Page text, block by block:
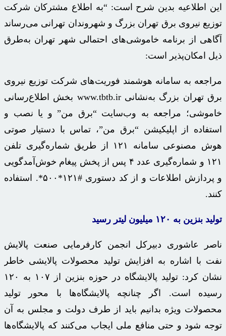
این اطلاعیه بدین شرح است: “به اطلاع مشترکان شرکت
توزیع نیروی برق تهران بزرگ و شهروندان تهرانی می‌رساند
آگاهی از برنامه خاموشی‌های احتمالی شهر تهران به‌طرق
ذیل امکان‌پذیر است:
مراجعه به سامانه هوشمند فوریت‌های شرکت توزیع نیروی
برق تهران بزرگ به‌نشانی www.tbtb.ir بخش اطلاع‌رسانی
خاموشی؛ مراجعه به وب‌سایت “برق من” و یا نصب و
استفاده از اپلیکیشن “برق من”، تماس با دستیار صوتی
هوش مصنوعی سامانه ۱۲۱ از طریق شماره‌گیری تلفن
۱۲۱ و شماره‌گیری عدد ۴ پس از پخش پیغام خوش‌آمدگویی
و پردازش اطلاعات و از کد دستوری #۱۲۱*۵۰۰*. استفاده
کنند.
تولید بنزین به میلیون لیتر رسید
ناصر عاشوری دبیرکل انجمن کارفرمایی صنعت پالایش
نفت با اشاره به افزایش تولید محصولات پالایشی خاطر
نشان کرد: تولید پالایشگاه در حوزه بنزین از ۱۰۷ به ۱۲۰
رسیده است. اگر چنانچه پالایشگاه‌ها با محور تولید
محصولات ویژه بدانیم باید از طرف دولت و مجلس به آن
توجه شود و حتی منافع ملی ایجاب می‌کنند که پالایشگاه‌ها